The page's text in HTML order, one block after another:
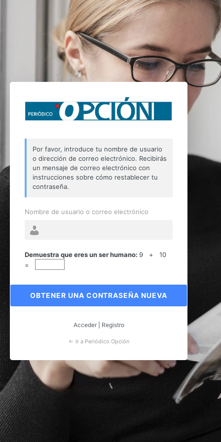
Contraseña
Por favor, introduce tu nombre de usuario
o dirección de correo electrónico. Recibirás
un mensaje de correo electrónico con
instrucciones sobre cómo restablecer tu
contraseña.
Nombre de usuario o correo electrónico
Demuestra que eres un ser humano: 9 + 10
=
Acceder| Registro
← Ir a Periódico Opción